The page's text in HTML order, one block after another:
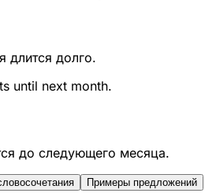
длится долго.
until next month.
до следующего месяца.
Примеры предложений